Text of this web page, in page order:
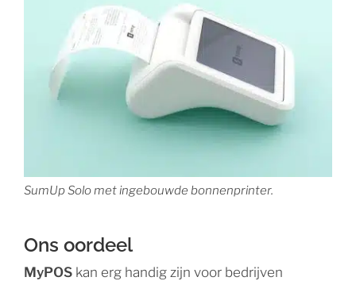
SumUp Solo met ingebouwde bonnenprinter.
Ons oordeel
MyPOSkan erg handig zijn voor bedrijven